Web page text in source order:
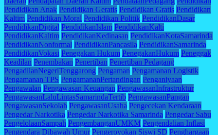
Pendidikan Anak Pendidikan Geratis Pendidikan Gratis Pendidikan
Kaltim Pendidikan Moral Pendidikan Politik PendidikanDasar
PendidikanDigital PendidikanIslam PendidikanKalti
PendidikanKaltim PendidikanKedinasan PendidikanKotaSamarinda
PendidikanNonformal PendidikanPancasila PendidikanSamarinda
PendidikanVokasi Penegakan Hukum PenegakanHukum Peneggak
Keadilan Penembakan Penertiban Penertiban Pedagang
PengadilanNegeriTenggarong Pengaman Pengamanan Logistik
Pengamanan TPS PengamananPertandingan Penganiyaan
Pengawalan Pengawasan Keuangan PengawasanInfrastruktur
PengawasanLaluLintasSamarindaTertib PengawasanPangan
PengawasanSekolah PengawasanUsaha Pengecekan Kendaraan
Pengedar Narkotika Pengedar Narkotika Samarinda Pengedar Sabu
PengelolaanSampah PengembanganUMKM Pengendalian Inflasi
Pengendara Dibawah Umur Pengeroyokan Siswi SD Penghargaan